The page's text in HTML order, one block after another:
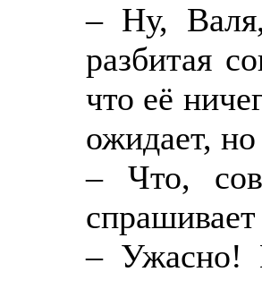
– Ну,
разбитая
что её
ожидает,
– Что,
– Ужасно!